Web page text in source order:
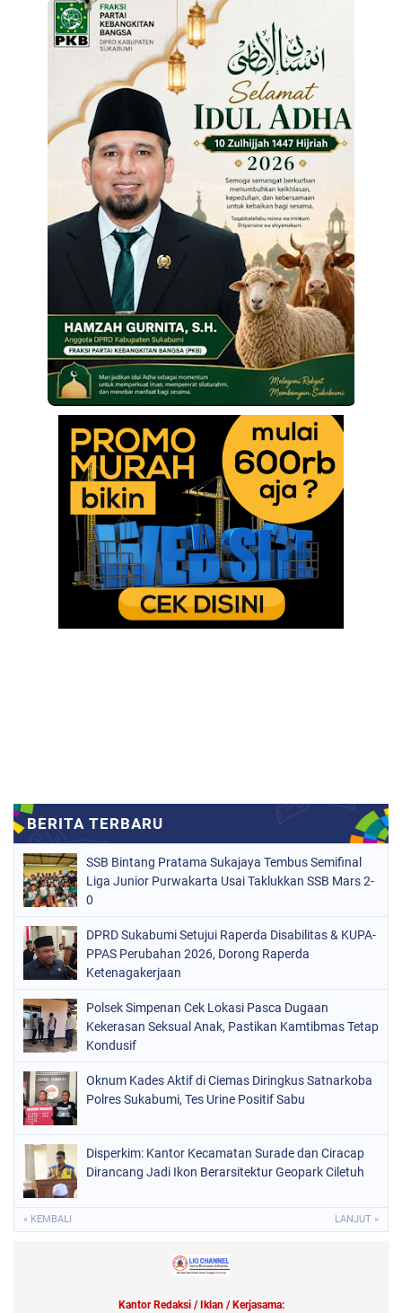
SSB Bintang Pratama Sukajaya Tembus Semifinal
Liga Junior Purwakarta Usai Taklukkan SSB Mars 2-
0
DPRD Sukabumi Setujui Raperda Disabilitas & KUPA-
PPAS Perubahan 2026, Dorong Raperda
Ketenagakerjaan
Polsek Simpenan Cek Lokasi Pasca Dugaan
Kekerasan Seksual Anak, Pastikan Kamtibmas Tetap
Kondusif
Oknum Kades Aktif di Ciemas Diringkus Satnarkoba
Polres Sukabumi, Tes Urine Positif Sabu
Disperkim: Kantor Kecamatan Surade dan Ciracap
Dirancang Jadi Ikon Berarsitektur Geopark Ciletuh
« KEMBALI LANJUT »
Kantor Redaksi / Iklan / Kerjasama: